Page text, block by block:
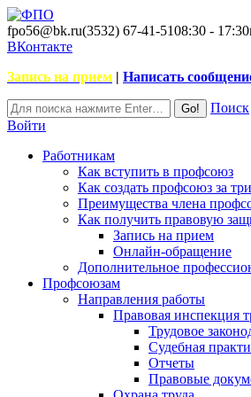
fpo56@bk.ru(3532) 67-41-5108:30 - 17:30
ВКонтакте
Запись на прием | Написать
Поиск
Войти
Работникам
Как вступить в профсоюз
Как создать профсоюз за
Преимущества члена
Как получить правовую
Запись на прием
Онлайн-обращение
Дополнительное
Профсоюзам
Направления работы
Правовая инспекция
Трудовое
Судебная
Отчеты
Правовые